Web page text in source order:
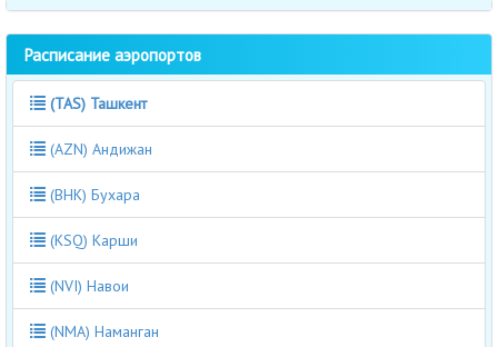
Расписание аэропортов
(TAS) Ташкент
(AZN) Андижан
(BHK) Бухара
(KSQ) Карши
(NVI) Навои
(NMA) Наманган